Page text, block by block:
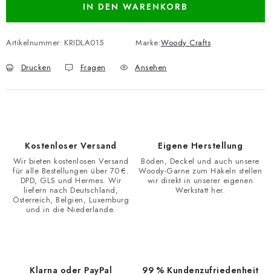
IN DEN WARENKORB
Artikelnummer: KRIDLA015 Marke:Woody Crafts
Drucken Fragen Ansehen
Kostenloser Versand
Wir bieten kostenlosen Versand
für alle Bestellungen über 70 €.
DPD, GLS und Hermes. Wir
liefern nach Deutschland,
Österreich, Belgien, Luxemburg
und in die Niederlande.
Eigene Herstellung
Böden, Deckel und auch unsere
Woody-Garne zum Häkeln stellen
wir direkt in unserer eigenen
Werkstatt her.
Klarna oder PayPal 99 % Kundenzufriedenheit